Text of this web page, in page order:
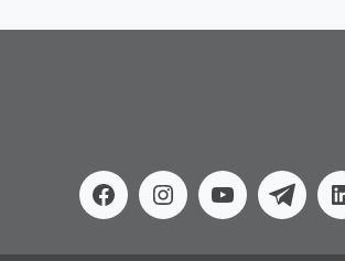
FacebookInstagram
Youtube